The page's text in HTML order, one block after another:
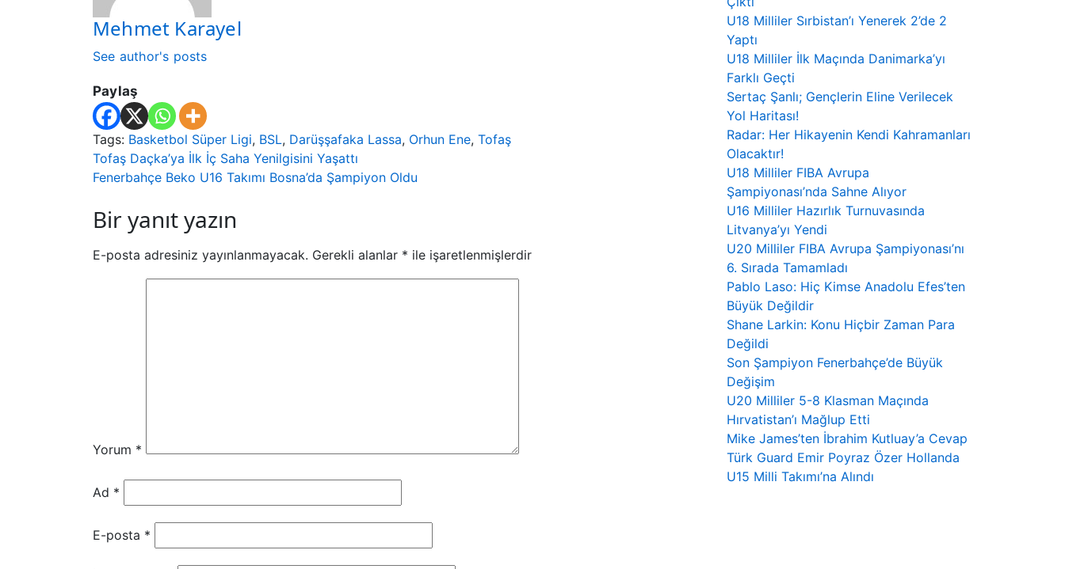
Mehmet Karayel
See author's posts
Paylaş
Tags: Basketbol Süper Ligi, BSL, Darüşşafaka Lassa, Orhun Ene, Tofaş
Yazı
gezinmesi
Tofaş Daçka’ya İlk İç Saha Yenilgisini Yaşattı
Fenerbahçe Beko U16 Takımı Bosna’da Şampiyon Oldu
Bir yanıt yazın
E-posta adresiniz yayınlanmayacak. Gerekli alanlar * ile işaretlenmişlerdir
Yorum *
Ad *
E-posta *
U18 Milliler Sırbistan’ı Yenerek 2’de 2
Yaptı
U18 Milliler İlk Maçında Danimarka’yı
Farklı Geçti
Sertaç Şanlı; Gençlerin Eline Verilecek
Yol Haritası!
Radar: Her Hikayenin Kendi Kahramanları
Olacaktır!
U18 Milliler FIBA Avrupa
Şampiyonası’nda Sahne Alıyor
U16 Milliler Hazırlık Turnuvasında
Litvanya’yı Yendi
U20 Milliler FIBA Avrupa Şampiyonası’nı
6. Sırada Tamamladı
Pablo Laso: Hiç Kimse Anadolu Efes’ten
Büyük Değildir
Shane Larkin: Konu Hiçbir Zaman Para
Değildi
Son Şampiyon Fenerbahçe’de Büyük
Değişim
U20 Milliler 5-8 Klasman Maçında
Hırvatistan’ı Mağlup Etti
Mike James’ten İbrahim Kutluay’a Cevap
Türk Guard Emir Poyraz Özer Hollanda
U15 Milli Takımı’na Alındı